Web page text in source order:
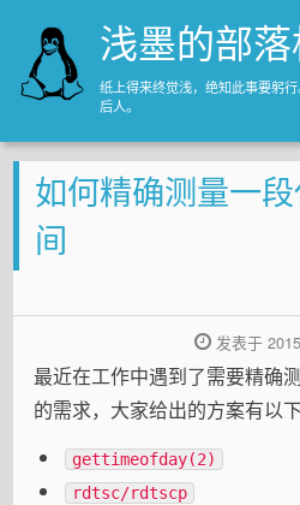
浅墨的部
纸上得来终觉浅，绝知此事要躬
后人。
主页
归档
关于
如何精确测量一
间
发表于
最近在工作中遇到了需要精确
的需求，大家给出的方案有以下
gettimeofday(2)
rdtsc/rdtscp